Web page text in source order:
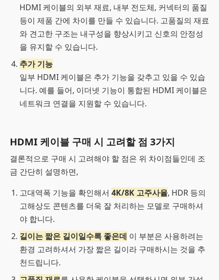
HDMI 케이블의 외부 재료, 내부 전도체, 커넥터의 품질
등이 제품 간에 차이를 만들 수 있습니다. 고품질의 재료
와 견고한 구조는 내구성을 향상시키고 신호의 안정성
을 유지할 수 있습니다.
추가 기능
일부 HDMI 케이블은 추가 기능을 갖추고 있을 수 있습
니다. 예를 들어, 이더넷 기능이 통합된 HDMI 케이블은
네트워크 연결을 지원할 수 있습니다.
HDMI 케이블 구매 시 고려할 점 3가지
결론적으로 구매 시 고려해야 할 점은 위 차이점들인데 조
금 간단히 설명하면,
고대역폭 기능을 확인해서 4K/8K 고주사율, HDR 등의
고해상도 콘텐츠를 더욱 잘 처리하는 모델로 구매하셔
야 합니다.
길이는 짧은 길이일수록 좋은데 이 부분은 사용하려는
환경 고려하셔서 가장 짧은 길이라 구매하시는 것을 추
천드립니다.